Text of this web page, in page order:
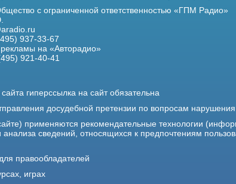
с ограниченной ответственностью «ГПМ Радио»
937-33-67
на «Авторадио»
921-40-41
гиперссылка на сайт обязательна
досудебной претензии по вопросам
применяются рекомендательные технологии
сведений, относящихся к предпочтениям
правообладателей
играх